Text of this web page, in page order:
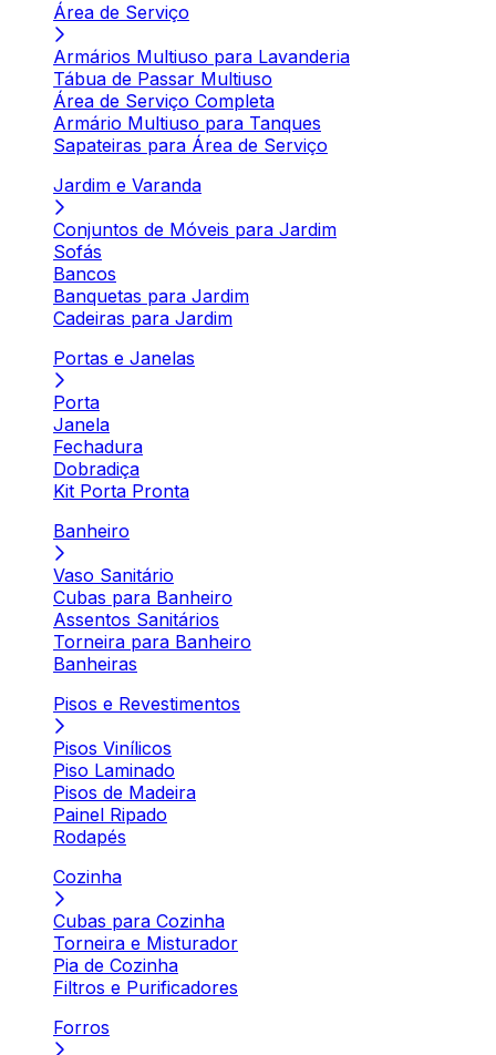
Área de Serviço
Armários Multiuso para Lavanderia
Tábua de Passar Multiuso
Área de Serviço Completa
Armário Multiuso para Tanques
Sapateiras para Área de Serviço
Jardim e Varanda
Conjuntos de Móveis para Jardim
Sofás
Bancos
Banquetas para Jardim
Cadeiras para Jardim
Portas e Janelas
Porta
Janela
Fechadura
Dobradiça
Kit Porta Pronta
Banheiro
Vaso Sanitário
Cubas para Banheiro
Assentos Sanitários
Torneira para Banheiro
Banheiras
Pisos e Revestimentos
Pisos Vinílicos
Piso Laminado
Pisos de Madeira
Painel Ripado
Rodapés
Cozinha
Cubas para Cozinha
Torneira e Misturador
Pia de Cozinha
Filtros e Purificadores
Forros